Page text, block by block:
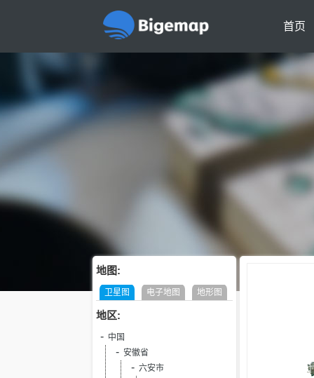
首页
地图:
卫星图 电子地图 地形图
地区:
中国
安徽省
六安市